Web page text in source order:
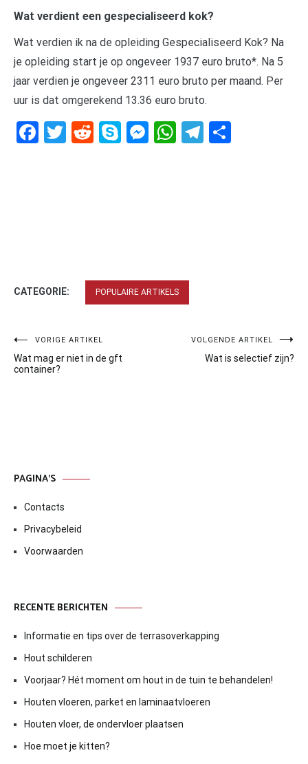
Wat verdient een gespecialiseerd kok?
Wat verdien ik na de opleiding Gespecialiseerd Kok? Na
je opleiding start je op ongeveer 1937 euro bruto*. Na 5
jaar verdien je ongeveer 2311 euro bruto per maand. Per
uur is dat omgerekend 13.36 euro bruto.
Facebook
Twitter
RedditSkypeMessenger
WhatsApp
Telegram
CATEGORIE: POPULAIRE ARTIKELS
Bericht
navigatie
VORIGE ARTIKEL
Wat mag er niet in de gft
container?
VOLGENDE ARTIKEL
Wat is selectief zijn?
PAGINA’S
Contacts
Privacybeleid
Voorwaarden
RECENTE BERICHTEN
Informatie en tips over de terrasoverkapping
Hout schilderen
Voorjaar? Hét moment om hout in de tuin te behandelen!
Houten vloeren, parket en laminaatvloeren
Houten vloer, de ondervloer plaatsen
Hoe moet je kitten?